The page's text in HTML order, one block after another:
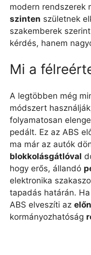
modern rendszerek
szinten születnek
szakemberek
kérdés, hanem
Mi a
A legtöbben még
módszert
folyamatosan
pedált. Ez az ABS
ma már az autók
blokkolásgátlóval
hogy erős, állandó
elektronika
tapadás határán.
ABS elveszíti az
kormányozhatóság